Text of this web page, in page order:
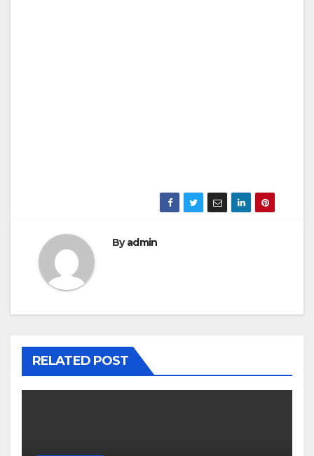
Byadmin
RELATED POST